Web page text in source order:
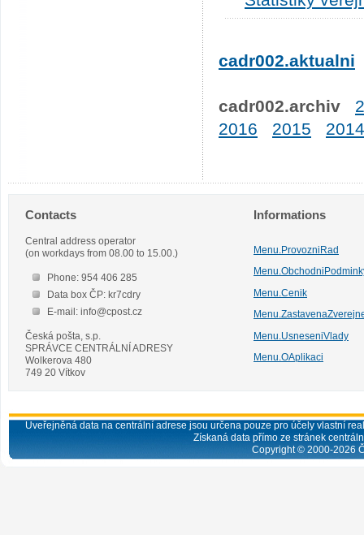
cadr002.aktualni
cadr002.archiv
2016
2015 2014
Contacts
Central address operator
(on workdays from 08.00 to 15.00.)
Phone: 954 406 285
Data box ČP: kr7cdry
E-mail: info@cpost.cz
Česká pošta, s.p.
SPRÁVCE CENTRÁLNÍ ADRESY
Wolkerova 480
749 20 Vítkov
Informations
Menu.ProvozniRad
Menu.Cenik
Menu.UsneseniVlady
Menu.OAplikaci
Uveřejněná data na centrální adrese jsou určena pouze pro účely vlastní
Získaná data přímo ze stránek
Copyright © 2000-2026